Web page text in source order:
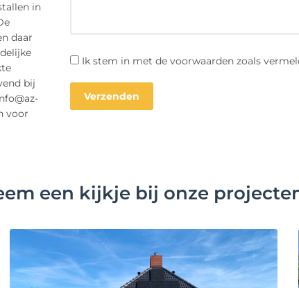
in
daar
bij
voor
Ik stem in met de voorwaarden zoals
een kijkje bij onze